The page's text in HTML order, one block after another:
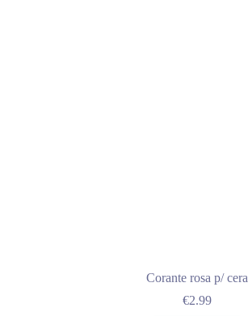
Corante rosa p/ cera
€2.99